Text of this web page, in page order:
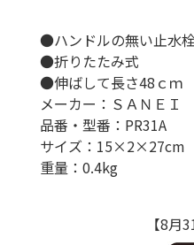
●ハンドルの無い止水栓
●折りたたみ式
●伸ばして長さ48ｃｍ
メーカー：ＳＡＮＥＩ
品番・型番：PR31A
サイズ：15×2×27cm
重量：0.4kg
【8